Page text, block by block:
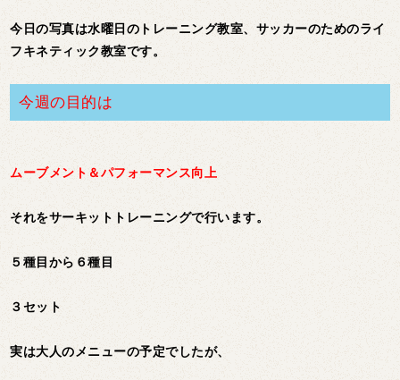
今日の写真は水曜日のトレーニング教室、サッカーのためのライ
フキネティック教室です。
今週の目的は
ムーブメント＆パフォーマンス向上
それをサーキットトレーニングで行います。
５種目から６種目
３セット
実は大人のメニューの予定でしたが、